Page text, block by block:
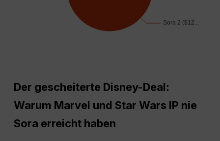
Der gescheiterte Disney-Deal:
Warum Marvel und Star Wars IP nie
Sora erreicht haben